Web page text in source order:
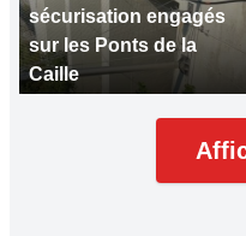
sécurisation engagés
sur les Ponts de la
Caille